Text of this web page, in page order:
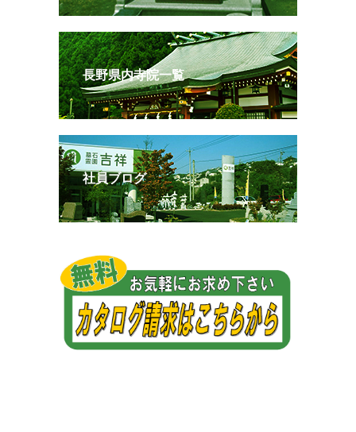
長野県内寺院一覧
社員ブログ